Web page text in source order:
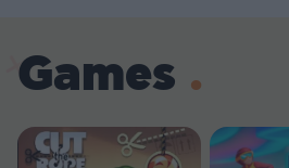
Games